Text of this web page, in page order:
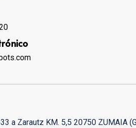
a Zarautz KM. 5,5 20750 ZUMAIA